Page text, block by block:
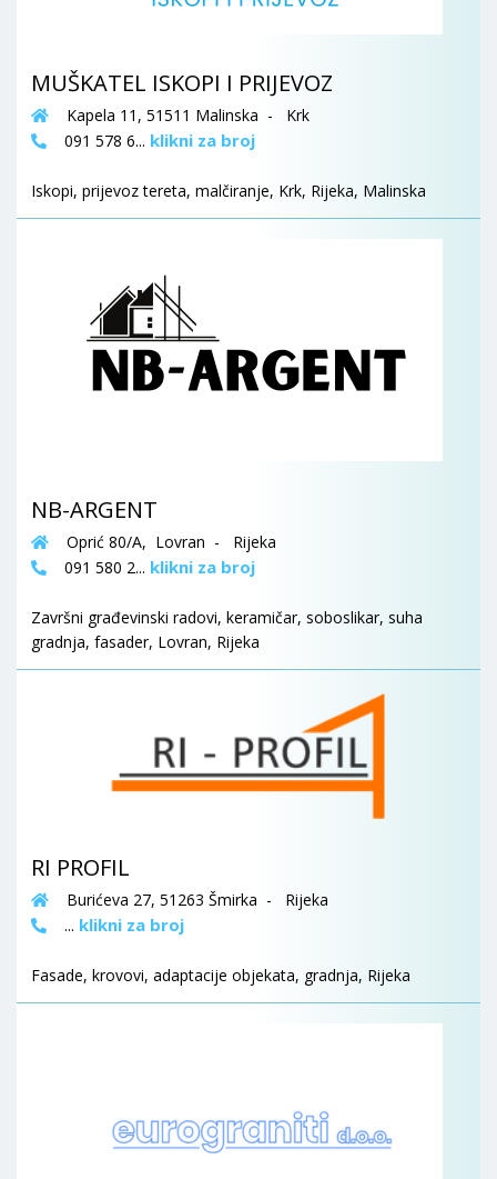
MUŠKATEL ISKOPI I PRIJEVOZ
Kapela 11, 51511 Malinska - Krk
091 578 6... klikni za broj
Iskopi, prijevoz tereta, malčiranje, Krk, Rijeka, Malinska
NB-ARGENT
Oprić 80/A, Lovran - Rijeka
091 580 2... klikni za broj
Završni građevinski radovi, keramičar, soboslikar, suha
gradnja, fasader, Lovran, Rijeka
RI PROFIL
Burićeva 27, 51263 Šmirka - Rijeka
... klikni za broj
Fasade, krovovi, adaptacije objekata, gradnja, Rijeka